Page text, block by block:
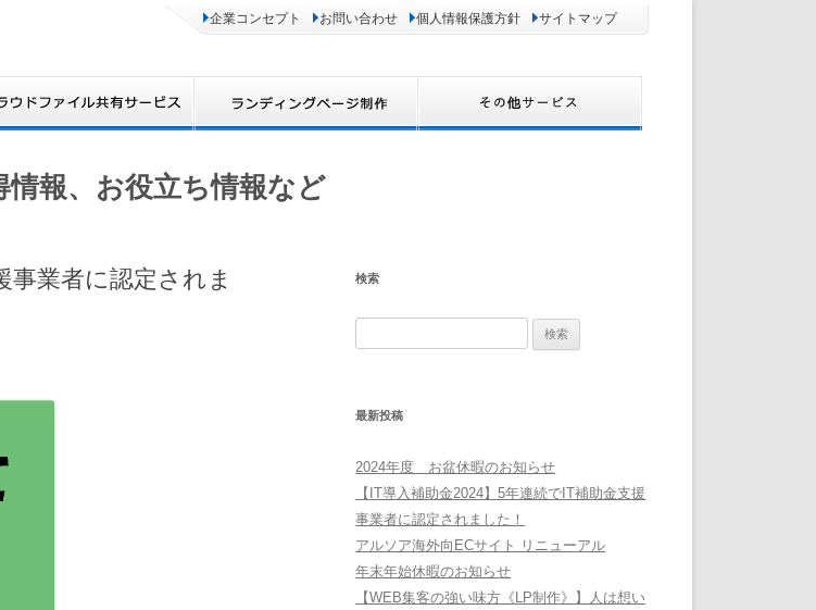
企業コンセプト お問い合わせ 個人情報保護方針 サイトマップ
報、お役立ち情報など
事業者に認定されま
検索
最新投稿
2024年度 お盆休暇のお知らせ
【IT導入補助金2024】5年連続でIT補助金支援
事業者に認定されました！
アルソア海外向ECサイト リニューアル
年末年始休暇のお知らせ
【WEB集客の強い味方《LP制作》】人は想い